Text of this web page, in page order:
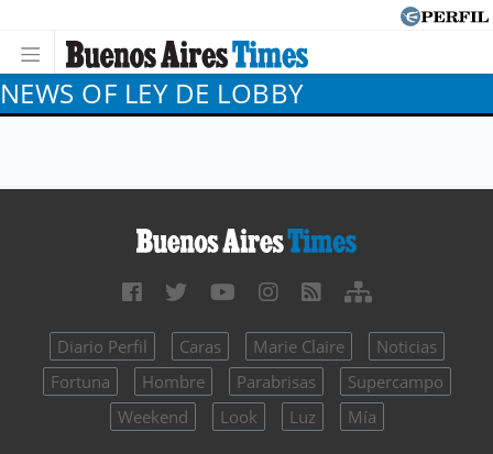
NEWS OF LEY DE LOBBY
Diario Perfil Caras Marie Claire
Noticias
Fortuna
Hombre Parabrisas
Supercampo
Weekend
Look Luz Mía